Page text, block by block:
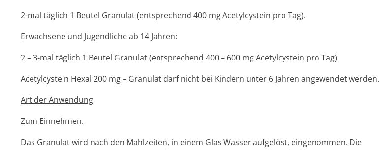
2-mal täglich 1 Beutel Granulat (entsprechend 400 mg Acetylcystein pro Tag).
Erwachsene und Jugendliche ab 14 Jahren:
2 – 3-mal täglich 1 Beutel Granulat (entsprechend 400 – 600 mg Acetylcystein pro Tag).
Acetylcystein Hexal 200 mg – Granulat darf nicht bei Kindern unter 6 Jahren angewendet werden.
Art der Anwendung
Zum Einnehmen.
Das Granulat wird nach den Mahlzeiten, in einem Glas Wasser aufgelöst, eingenommen. Die